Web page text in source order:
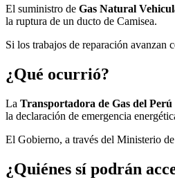
El suministro de Gas Natural
la ruptura de un ducto de Camisea.
Si los trabajos de reparación
¿Qué ocurrió?
La Transportadora de Gas del
la declaración de emergencia
El Gobierno, a través del Ministerio
¿Quiénes sí podrán